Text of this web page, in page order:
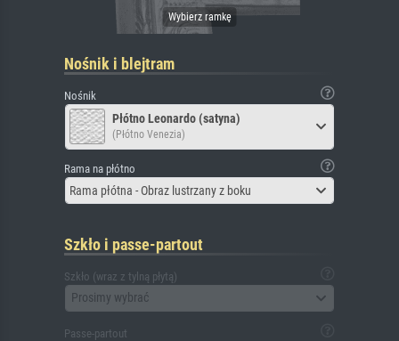
Nośnik i blejtram
Nośnik
Płótno Leonardo (satyna)
(Płótno Venezia)
Rama na płótno
Rama płótna - Obraz lustrzany z boku
Szkło i passe-partout
Szkło (wraz z tylną płytą)
Prosimy wybrać
Passe-partout